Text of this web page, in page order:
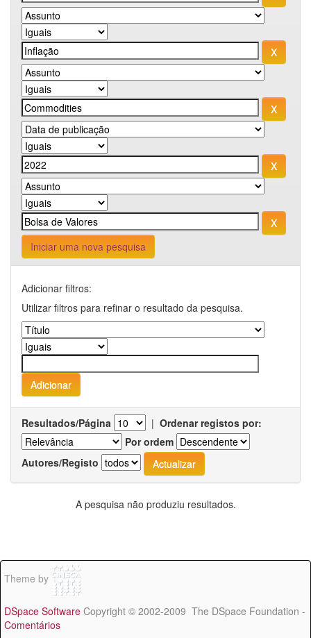
Iniciar uma nova pesquisa
Adicionar filtros:
Utilizar filtros para refinar o resultado da pesquisa.
Resultados/Página | Ordenar registos por:
Por ordem
Autores/Registo
A pesquisa não produziu resultados.
Theme by
DSpace Software Copyright © 2002-2009 The DSpace Foundation -
Comentários